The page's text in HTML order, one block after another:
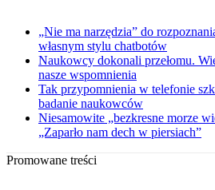
„Nie ma narzędzia” do
własnym stylu chatbotów
Naukowcy dokonali przełomu.
nasze wspomnienia
Tak przypomnienia w telefonie
badanie naukowców
Niesamowite „bezkresne morze
„Zaparło nam dech w piersiach”
Promowane treści